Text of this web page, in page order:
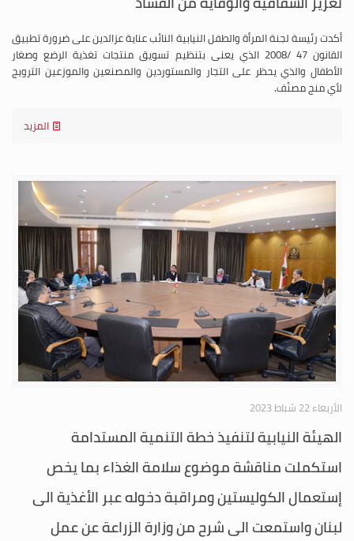
أكدت رئيسة لجنة المرأة والطفل النيابية النائب عناية عزالدين على ضرورة تطبيق
القانون 47 /2008 الذي يعنى بتنظيم تسويق منتجات تغذية الرضع وصغار
الأطفال والذي يحظر على التجار والمستوردين والمصنعين والموزعين الترويج
لأي منج مصنًف.
المزيد
الأربعاء 22 شباط 2023
الهيئة النيابية لتنفيذ خطة التنمية المستدامة
استكملت مناقشة موضوع سلامة الغذاء بما يخص
إستعمال الكوليستين ومراقبة دخوله عبر الأغذية الى
لبنان واستمعت الى شرح من وزارة الزراعة عن عمل